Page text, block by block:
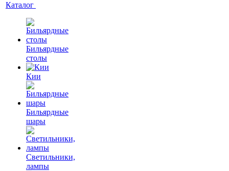
Каталог
Бильярдные
столы
Кии
Бильярдные
шары
Светильники,
лампы